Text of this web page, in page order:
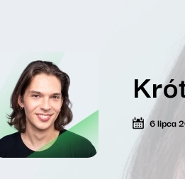
6 lipca